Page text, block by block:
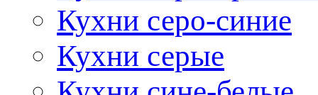
Кухни серо-синие
Кухни серые